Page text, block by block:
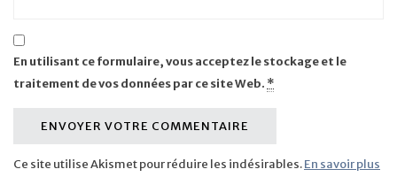
En utilisant ce formulaire, vous acceptez le stockage et le
traitement de vos données par ce site Web. *
Ce site utilise Akismet pour réduire les indésirables.En savoir plus